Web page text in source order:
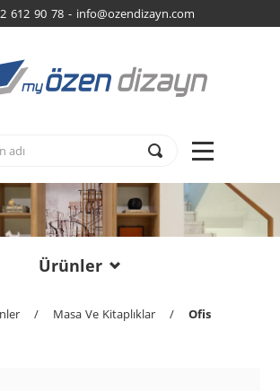
612 90 78 - info@ozendizayn.com
Ürünler
/ Masa Ve Kitaplıklar /
Ofis